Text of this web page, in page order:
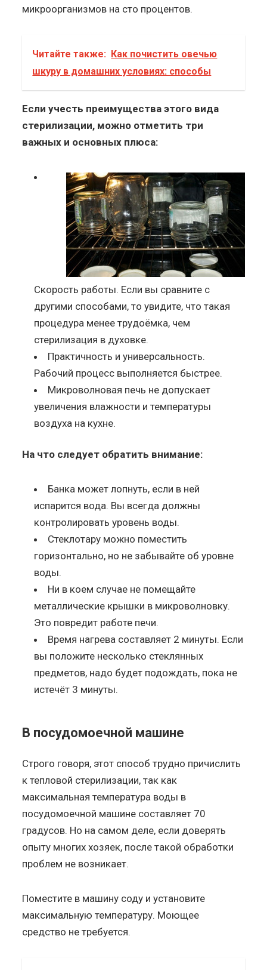
микроорганизмов на сто процентов.
Читайте также: Как почистить овечью
шкуру в домашних условиях: способы
Если учесть преимущества этого вида
стерилизации, можно отметить три
важных и основных плюса:
Скорость работы. Если вы сравните с
другими способами, то увидите, что такая
процедура менее трудоёмка, чем
стерилизация в духовке.
Практичность и универсальность.
Рабочий процесс выполняется быстрее.
Микроволновая печь не допускает
увеличения влажности и температуры
воздуха на кухне.
На что следует обратить внимание:
Банка может лопнуть, если в ней
испарится вода. Вы всегда должны
контролировать уровень воды.
Стеклотару можно поместить
горизонтально, но не забывайте об уровне
воды.
Ни в коем случае не помещайте
металлические крышки в микроволновку.
Это повредит работе печи.
Время нагрева составляет 2 минуты. Если
вы положите несколько стеклянных
предметов, надо будет подождать, пока не
истечёт 3 минуты.
В посудомоечной машине
Строго говоря, этот способ трудно причислить
к тепловой стерилизации, так как
максимальная температура воды в
посудомоечной машине составляет 70
градусов. Но на самом деле, если доверять
опыту многих хозяек, после такой обработки
проблем не возникает.
Поместите в машину соду и установите
максимальную температуру. Моющее
средство не требуется.